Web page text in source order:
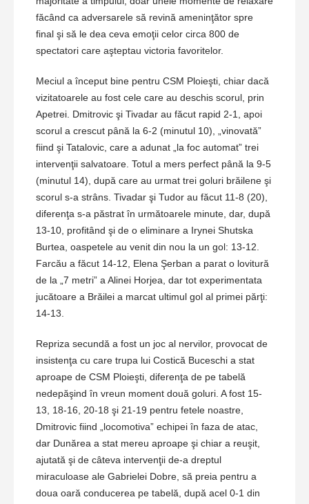
făcând ca adversarele să revină ameninţător spre
final şi să le dea ceva emoţii celor circa 800 de
spectatori care aşteptau victoria favoritelor.
Meciul a început bine pentru CSM Ploieşti, chiar dacă
vizitatoarele au fost cele care au deschis scorul, prin
Apetrei. Dmitrovic şi Tivadar au făcut rapid 2-1, apoi
scorul a crescut până la 6-2 (minutul 10), „vinovată”
fiind şi Tatalovic, care a adunat „la foc automat” trei
intervenţii salvatoare. Totul a mers perfect până la 9-5
(minutul 14), după care au urmat trei goluri brăilene şi
scorul s-a strâns. Tivadar şi Tudor au făcut 11-8 (20),
diferenţa s-a păstrat în următoarele minute, dar, după
13-10, profitând şi de o eliminare a Irynei Shutska
Burtea, oaspetele au venit din nou la un gol: 13-12.
Farcău a făcut 14-12, Elena Şerban a parat o lovitură
de la „7 metri” a Alinei Horjea, dar tot experimentata
jucătoare a Brăilei a marcat ultimul gol al primei părţi:
14-13.
Repriza secundă a fost un joc al nervilor, provocat de
insistenţa cu care trupa lui Costică Buceschi a stat
aproape de CSM Ploieşti, diferenţa de pe tabelă
nedepăşind în vreun moment două goluri. A fost 15-
13, 18-16, 20-18 şi 21-19 pentru fetele noastre,
Dmitrovic fiind „locomotiva” echipei în faza de atac,
dar Dunărea a stat mereu aproape şi chiar a reuşit,
ajutată şi de câteva intervenţii de-a dreptul
miraculoase ale Gabrielei Dobre, să preia pentru a
doua oară conducerea pe tabelă, după acel 0-1 din